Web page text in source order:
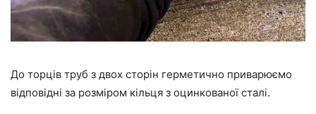
До торців труб з двох сторін герметично приварюємо
відповідні за розміром кільця з оцинкованої сталі.